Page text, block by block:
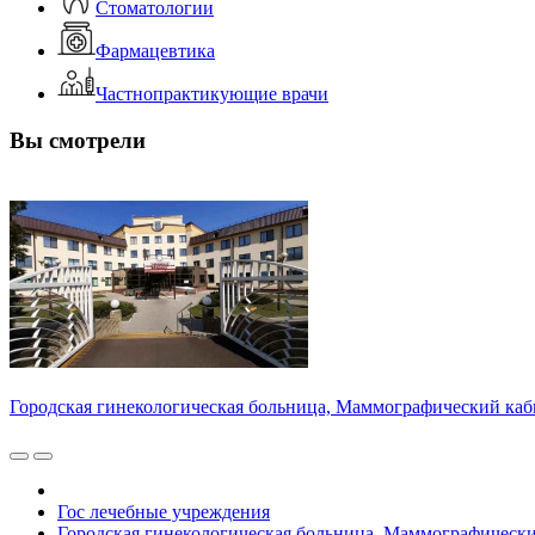
Стоматологии
Фармацевтика
Частнопрактикующие врачи
Вы смотрели
Городская гинекологическая больница, Маммографический
Гос лечебные учреждения